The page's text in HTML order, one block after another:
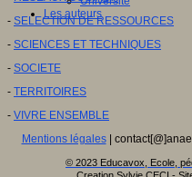
Les auteurs
- SELECTION DE RESSOURCES
- SCIENCES ET TECHNIQUES
- SOCIETE
- TERRITOIRES
- VIVRE ENSEMBLE
Mentions légales|
© 2023 Educavox, Ecole,